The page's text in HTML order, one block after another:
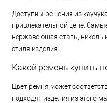
Доступны решения из
привлекательной цене.
нержавеющая сталь, никель
стиля изделия.
Какой ремень купить
Цвет ремня может
подходят изделия из этого